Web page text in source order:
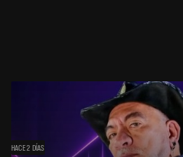
HACE 2 DÍAS